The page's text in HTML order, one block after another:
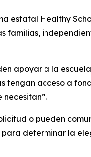
estatal Healthy
familias,
apoyar a la
tengan acceso a
necesitan”.
o pueden
determinar la